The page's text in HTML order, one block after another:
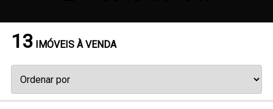
13 IMÓVEIS À VENDA